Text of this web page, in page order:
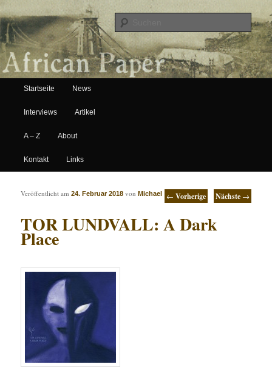
African Paper
Hauptmenü
Zum Inhalt wechseln
Zum sekundären Inhalt wechseln
Startseite News
Interviews Artikel
A – Z About
Kontakt Links
Artikelnavigation ← Vorherige Nächste →
TOR LUNDVALL: A Dark
Place
Veröffentlicht am24. Februar 2018 vonMichael